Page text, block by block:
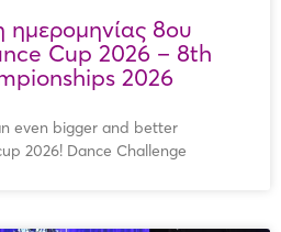
ημερομηνίας 8ου
Cup 2026 – 8th
2026
even bigger and better
2026! Dance Challenge